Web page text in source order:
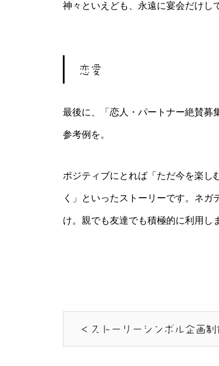
神々といえども、永遠に宴会だけし
恋愛
最後に、「恋人・パートナー絶賛募
参考例を。
ポジティブにとれば「ただ今を楽し
く」といったストーリーです。ネ
け。親でも友達でも積極的に利用し
＜ストーリーシンボル企画